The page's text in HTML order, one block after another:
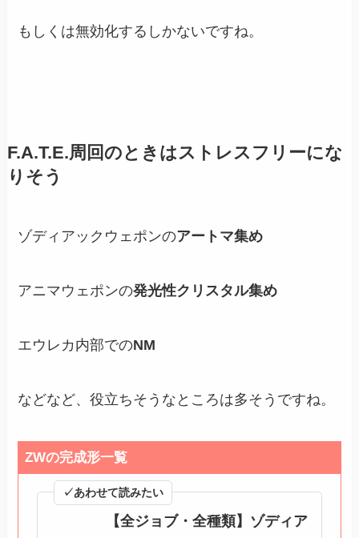
もしくは無効化するしかないですね。
F.A.T.E.周回のときはストレスフリーにな
りそう
ゾディアックウェポンのアートマ集め
アニマウェポンの発光性クリスタル集め
エウレカ内部でのNM
などなど、役立ちそうなところは多そうですね。
ZWの完成形一覧
✓あわせて読みたい
【全ジョブ・全種類】ゾディア